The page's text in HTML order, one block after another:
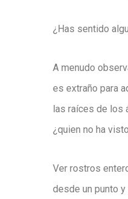
¿Has sentido
A menudo
es extraño para
las raíces de los
¿quien no ha
Ver rostros
desde un punto